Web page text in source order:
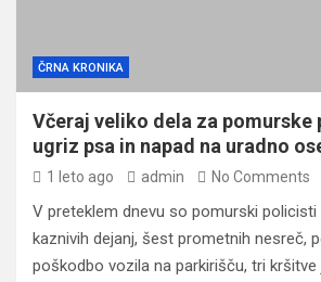
ČRNA KRONIKA
Včeraj veliko dela za
ugriz psa in napad na uradno
1 leto ago admin No Comments
V preteklem dnevu so pomurski
kaznivih dejanj, šest prometnih nesreč,
poškodbo vozila na parkirišču, tri kršitve